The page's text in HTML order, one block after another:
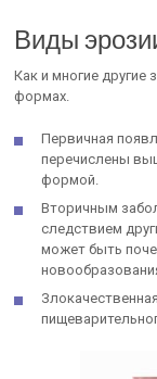
Виды
Как и многие другие
формах.
Первичная
перечислены
формой.
Вторичным
следствием
может быть